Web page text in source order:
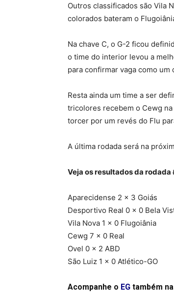
Outros classificados são Vila
colorados bateram o
Na chave C, o G-2 ficou
o time do interior levou a
para confirmar vaga como
Resta ainda um time a ser
tricolores recebem o Cewg
torcer por um revés do Flu
A última rodada será na
Veja os resultados da rodada
Aparecidense 2 x 3 Goiás
Desportivo Real 0 x 0 Bela
Vila Nova 1 x 0 Flugoiânia
Cewg 7 x 0 Real
Ovel 0 x 2 ABD
São Luiz 1 x 0 Atlético-GO
Acompanhe o EG também